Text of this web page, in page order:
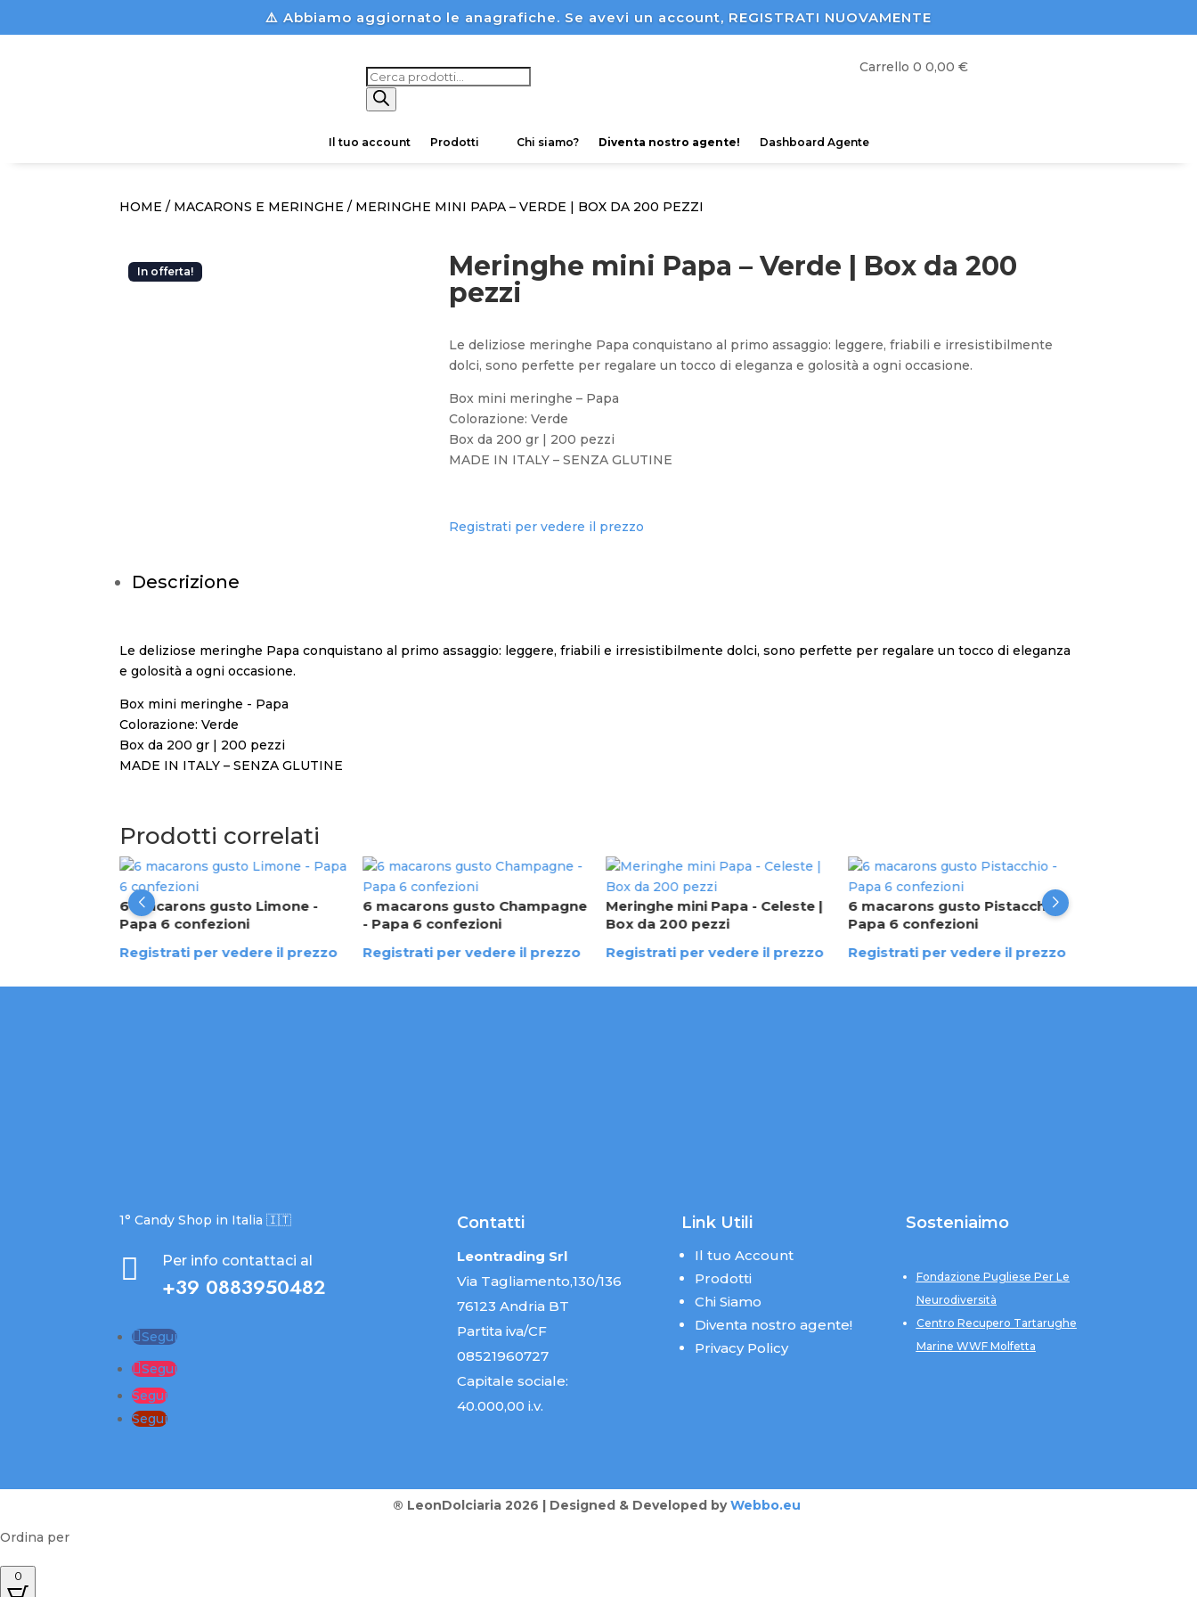
⚠️ Abbiamo aggiornato le anagrafiche. Se avevi un account, REGISTRATI NUOVAMENTE
Products
search
Carrello 0 0,00 €
Il tuo account Prodotti Chi siamo? Diventa nostro agente! Dashboard Agente
HOME / MACARONS E MERINGHE / MERINGHE MINI PAPA – VERDE | BOX DA 200 PEZZI
In offerta!
Meringhe mini Papa – Verde | Box da 200
pezzi
Le deliziose meringhe Papa conquistano al primo assaggio: leggere, friabili e irresistibilmente
dolci, sono perfette per regalare un tocco di eleganza e golosità a ogni occasione.
Box mini meringhe – Papa
Colorazione: Verde
Box da 200 gr | 200 pezzi
MADE IN ITALY – SENZA GLUTINE
Registrati per vedere il prezzo
Descrizione
Le deliziose meringhe Papa conquistano al primo assaggio: leggere, friabili e irresistibilmente dolci, sono perfette per regalare un tocco di eleganza
e golosità a ogni occasione.
Box mini meringhe - Papa
Colorazione: Verde
Box da 200 gr | 200 pezzi
MADE IN ITALY – SENZA GLUTINE
Prodotti correlati
6 macarons gusto Limone -
Papa 6 confezioni
Registrati per vedere il prezzo
6 macarons gusto Champagne
- Papa 6 confezioni
Registrati per vedere il prezzo
Meringhe mini Papa - Celeste |
Box da 200 pezzi
Registrati per vedere il prezzo
6 macarons gusto Pistacchio -
Papa 6 confezioni
Registrati per vedere il prezzo
1° Candy Shop in Italia 🇮🇹
 Per info contattaci al
+39 0883950482
Segui
Segui
Segui
Segui
Contatti
Leontrading Srl
Via Tagliamento,130/136
76123 Andria BT
Partita iva/CF
08521960727
Capitale sociale:
40.000,00 i.v.
Link Utili
Il tuo Account
Prodotti
Chi Siamo
Diventa nostro agente!
Privacy Policy
Sosteniaimo
Fondazione Pugliese Per Le
Neurodiversità
Centro Recupero Tartarughe
Marine WWF Molfetta
® LeonDolciaria 2026 | Designed & Developed by Webbo.eu
Ordina per
0